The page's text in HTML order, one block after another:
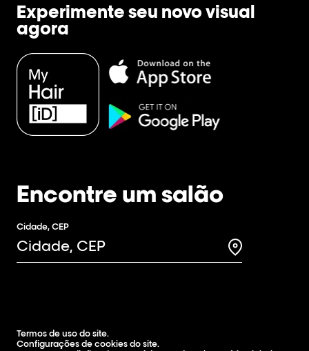
Experimente seu novo visual
agora
Encontre um salão
Cidade, CEP
Search for a
Termos de uso do site.
Configurações de cookies do site.